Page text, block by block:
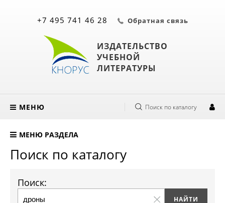
ИЗДАТЕЛЬСТВО
УЧЕБНОЙ
ЛИТЕРАТУРЫ
+7 495 741 46 28 Обратная связь
МЕНЮ Поиск по каталогу
МЕНЮ РАЗДЕЛА
Поиск по каталогу
Поиск: